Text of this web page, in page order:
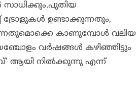
ഉണ്ടാക്കുന്നതും,
കാണുമ്പോൾ വലിയ
വർഷങ്ങൾ കഴിഞ്ഞിട്ടും
ആയി നിൽക്കുന്നു എന്ന്